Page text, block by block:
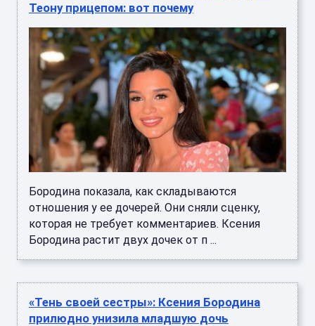
Теону прицепом: вот почему
Бородина показала, как складываются
отношения у ее дочерей. Они сняли сценку,
которая не требует комментариев. Ксения
Бородина растит двух дочек от п ...
«Тень своей сестры»: Ксения Бородина
прилюдно унизила младшую дочь